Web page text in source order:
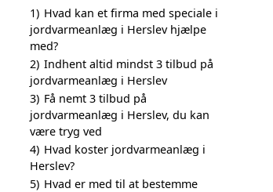
1) Hvad kan et firma med speciale i
jordvarmeanlæg i Herslev hjælpe
med?
2) Indhent altid mindst 3 tilbud på
jordvarmeanlæg i Herslev
3) Få nemt 3 tilbud på
jordvarmeanlæg i Herslev, du kan
være tryg ved
4) Hvad koster jordvarmeanlæg i
Herslev?
5) Hvad er med til at bestemme